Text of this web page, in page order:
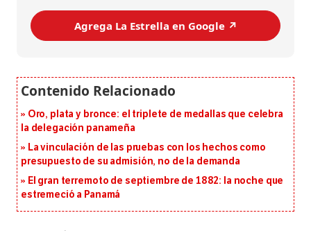
Agrega La Estrella en Google ↗️
Oro, plata y bronce: el triplete de medallas que celebra
la delegación panameña
La vinculación de las pruebas con los hechos como
presupuesto de su admisión, no de la demanda
El gran terremoto de septiembre de 1882: la noche que
estremeció a Panamá